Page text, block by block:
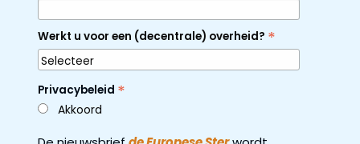
Werkt u voor een (decentrale) overheid? *
Privacybeleid *
Akkoord